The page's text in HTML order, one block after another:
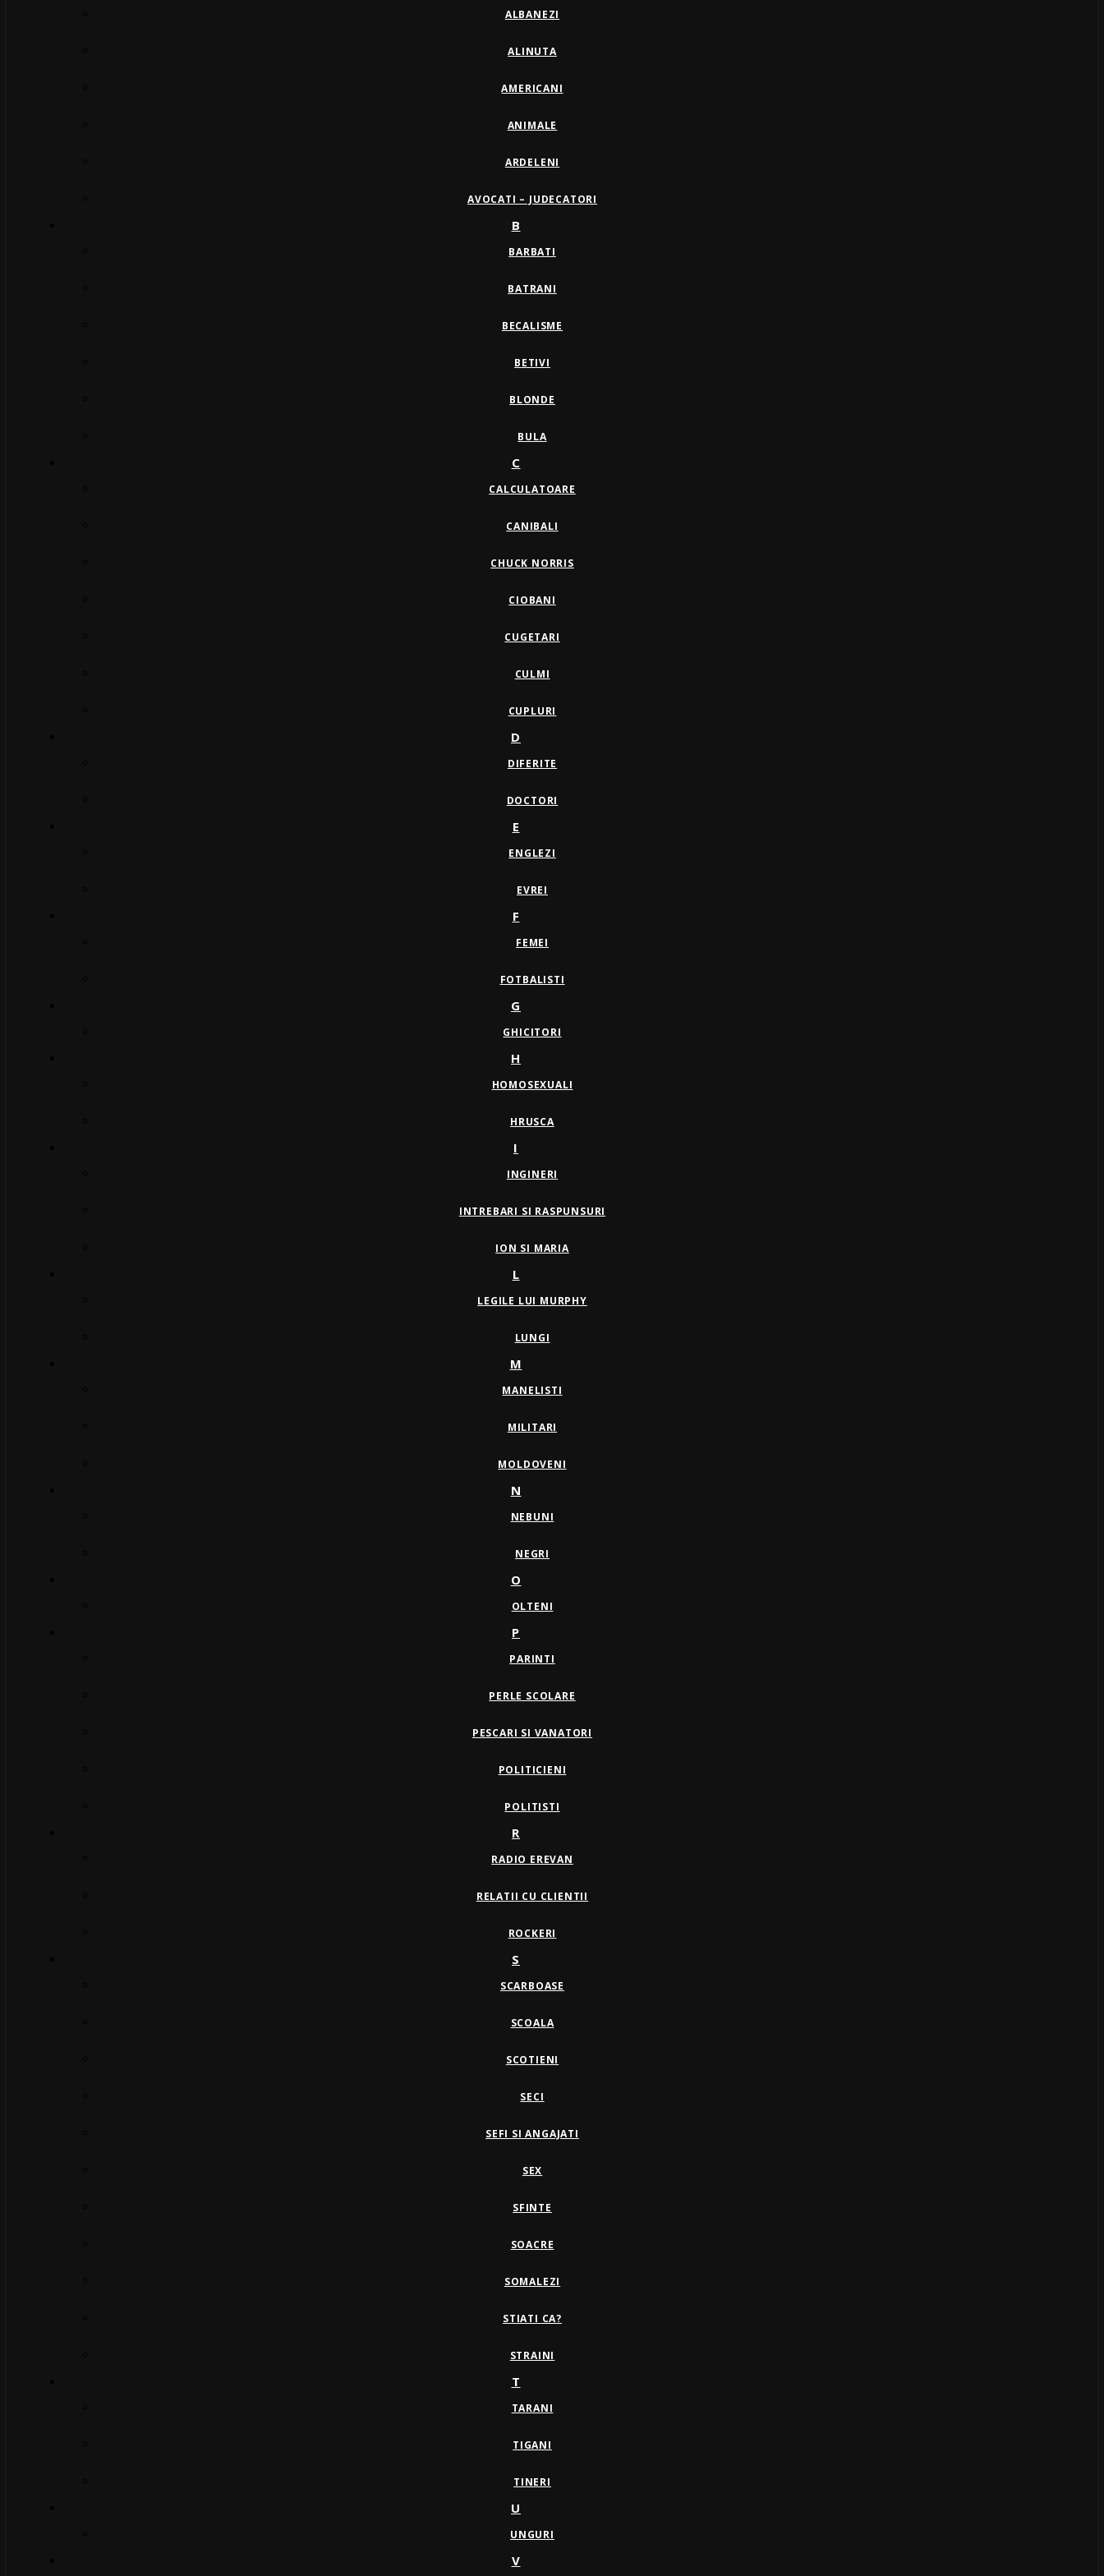
ALBANEZI
ALINUTA
AMERICANI
ANIMALE
ARDELENI
AVOCATI – JUDECATORI
B
BARBATI
BATRANI
BECALISME
BETIVI
BLONDE
BULA
C
CALCULATOARE
CANIBALI
CHUCK NORRIS
CIOBANI
CUGETARI
CULMI
CUPLURI
D
DIFERITE
DOCTORI
E
ENGLEZI
EVREI
F
FEMEI
FOTBALISTI
G
GHICITORI
H
HOMOSEXUALI
HRUSCA
I
INGINERI
INTREBARI SI RASPUNSURI
ION SI MARIA
L
LEGILE LUI MURPHY
LUNGI
M
MANELISTI
MILITARI
MOLDOVENI
N
NEBUNI
NEGRI
O
OLTENI
P
PARINTI
PERLE SCOLARE
PESCARI SI VANATORI
POLITICIENI
POLITISTI
R
RADIO EREVAN
RELATII CU CLIENTII
ROCKERI
S
SCARBOASE
SCOALA
SCOTIENI
SECI
SEFI SI ANGAJATI
SEX
SFINTE
SOACRE
SOMALEZI
STIATI CA?
STRAINI
T
TARANI
TIGANI
TINERI
U
UNGURI
V